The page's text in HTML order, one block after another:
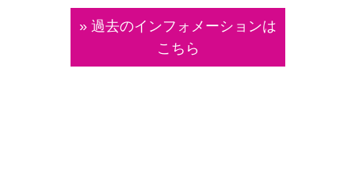
» 過去のインフォメーションは
こちら